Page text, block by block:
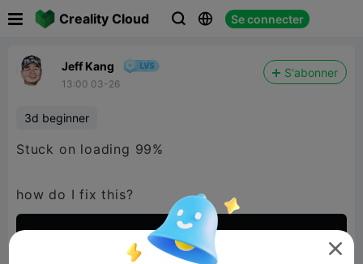
Creality Cloud   Se connecter
Jeff Kang
13:00 03-26
S'abonner
3d beginner
Stuck on loading 99%
how do I fix this?
